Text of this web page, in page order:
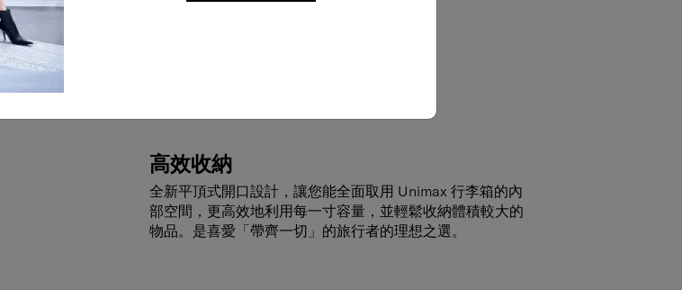
高效收納
全新平頂式開口設計，讓您能全面取用 Unimax 行李箱的內
部空間，更高效地利用每一寸容量，並輕鬆收納體積較大的
物品。是喜愛「帶齊一切」的旅行者的理想之選。